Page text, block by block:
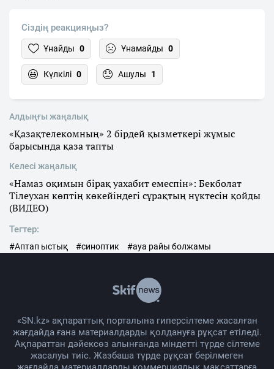
Сіздің реакцияңыз?
Ұнайды 0 Ұнамайды 0
Күлкілі 0 Ашулы 1
Алдыңғы жаңалық
«Қазақтелекомның» 2 бірдей қызметкері жұмыс
барысында қаза тапты
Келесі жаңалық
«Намаз оқимын бірақ уахабит емеспін»: Бекболат
Тілеухан көптің көкейіндегі сұрақтың нүктесін қойды
(ВИДЕО)
Тегтер:
#Аптап ыстық #синоптик #ауа райы болжамы
«SN.kz» ақпараттық порталына гиперсілтеме жасалған
жағдайда ғана материалдарды қолдануға рұқсат етіледі.
Ақпараттан дәйексөз алынғанда міндетті түрде сілтеме
жасалуы тиіс. Жазбаша түрде рұқсат берілмеген